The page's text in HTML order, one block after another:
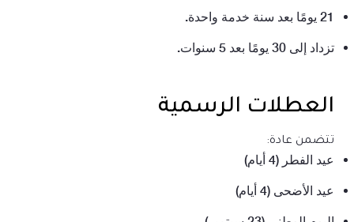
21 يومًا بعد سنة خدمة واحدة.
تزداد إلى 30 يومًا بعد 5 سنوات.
العطلات الرسمية
تتضمن عادة:
عيد الفطر (4 أيام)
عيد الأضحى (4 أيام)